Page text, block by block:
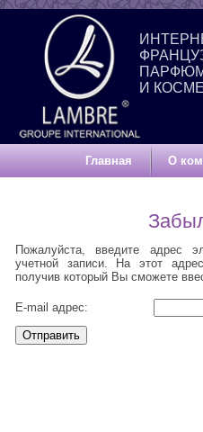
И
Главная О
Пожалуйста, введите адрес
учетной записи. На этот
получив который Вы сможете
E-mail адрес:
Отправить